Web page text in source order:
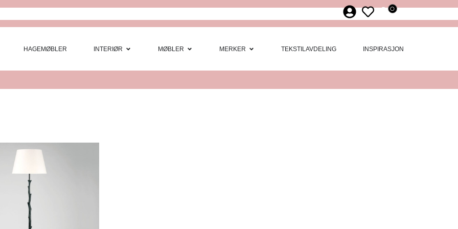
0
HAGEMØBLER INTERIØR Open Interiør
MØBLER Open Møbler
MERKER Open Merker
TEKSTILAVDELING INSPIRASJON